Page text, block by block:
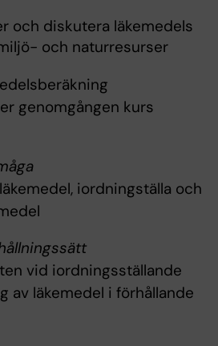
och diskutera läkemedels
och naturresurser
genomgången kurs
iordningställa och
vid iordningsställande
av läkemedel i förhållande